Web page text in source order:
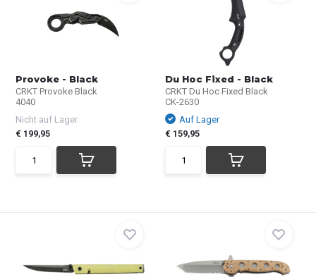
Provoke - Black
CRKT Provoke Black
4040
Nicht auf Lager
€ 199,95
Du Hoc Fixed - Black
CRKT Du Hoc Fixed Black
CK-2630
Auf Lager
€ 159,95